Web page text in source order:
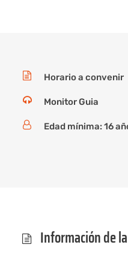
Horario a convenir
Monitor Guia
Edad mínima: 16
Información de